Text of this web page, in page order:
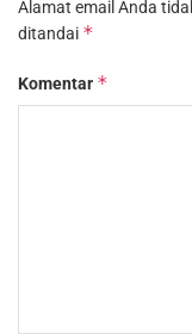
Alamat email Anda
ditandai *
Komentar *